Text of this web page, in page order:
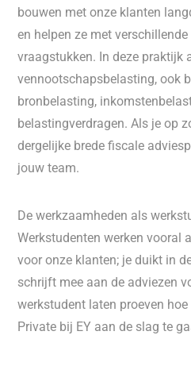
bouwen met onze klanten
en helpen ze met
vraagstukken. In deze praktijk
vennootschapsbelasting, ook
bronbelasting,
belastingverdragen. Als je op
dergelijke brede fiscale
jouw team.
De werkzaamheden als
Werkstudenten werken vooral
voor onze klanten; je duikt in
schrijft mee aan de adviezen
werkstudent laten proeven
Private bij EY aan de slag te